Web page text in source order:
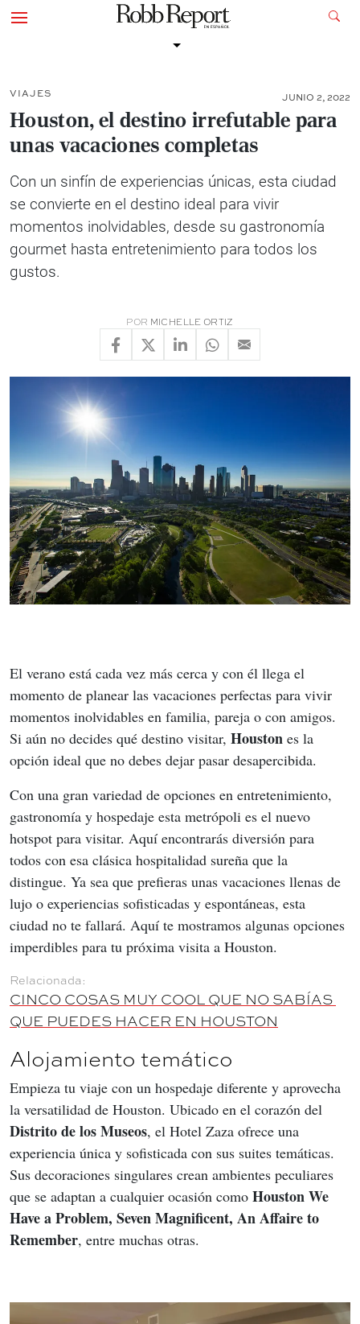
VIAJES JUNIO 2, 2022
Houston, el destino irrefutable para
unas vacaciones completas
Con un sinfín de experiencias únicas, esta ciudad
se convierte en el destino ideal para vivir
momentos inolvidables, desde su gastronomía
gourmet hasta entretenimiento para todos los
gustos.
POR MICHELLE ORTIZ
El verano está cada vez más cerca y con él llega el
momento de planear las vacaciones perfectas para vivir
momentos inolvidables en familia, pareja o con amigos.
Si aún no decides qué destino visitar, Houston es la
opción ideal que no debes dejar pasar desapercibida.
Con una gran variedad de opciones en entretenimiento,
gastronomía y hospedaje esta metrópoli es el nuevo
hotspot para visitar. Aquí encontrarás diversión para
todos con esa clásica hospitalidad sureña que la
distingue. Ya sea que prefieras unas vacaciones llenas de
lujo o experiencias sofisticadas y espontáneas, esta
ciudad no te fallará. Aquí te mostramos algunas opciones
imperdibles para tu próxima visita a Houston.
CINCO COSAS MUY COOL QUE NO SABÍAS
QUE PUEDES HACER EN HOUSTON
Alojamiento temático
Empieza tu viaje con un hospedaje diferente y aprovecha
la versatilidad de Houston. Ubicado en el corazón del
Distrito de los Museos, el Hotel Zaza ofrece una
experiencia única y sofisticada con sus suites temáticas.
Sus decoraciones singulares crean ambientes peculiares
que se adaptan a cualquier ocasión como Houston We
Have a Problem, Seven Magnificent, An Affaire to
Remember, entre muchas otras.